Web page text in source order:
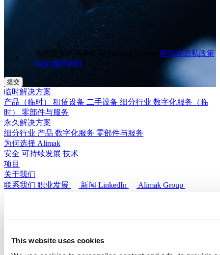
This website uses cookies
我同意安利马赫集团 (Alimak Group) 根据其隐私政策
收集我的资料*
临时解决方案
产品（临时）
租赁设备 二手设备 细分行业 数字化服务（临
时）
零部件与服务
永久解决方案
细分行业 产品 数字化服务 零部件与服务
为何选择 Alimak
安全 可持续发展 技术
项目
关于我们
联系我们 职业发展 新闻 LinkedIn Alimak Group
隐私政策 资产数据管理 法律声明 Cookies 违规举报